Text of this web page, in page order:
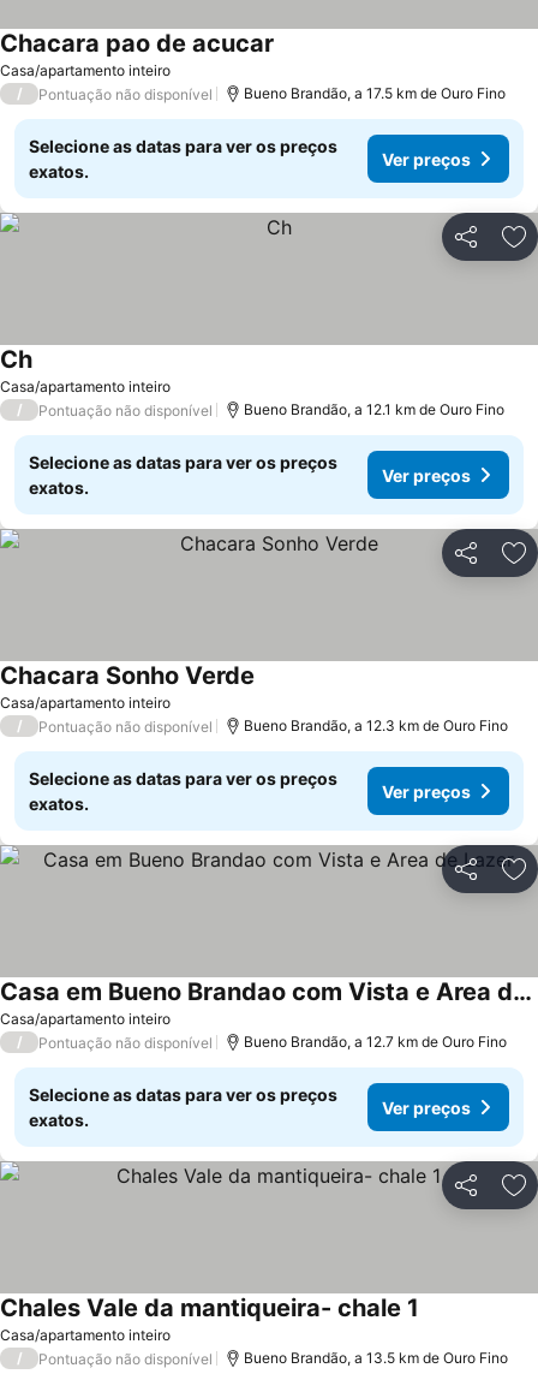
Casa/apartamento inteiro
Chacara pao de acucar
/ Pontuação não disponível Bueno Brandão, a 17.5 km de Ouro Fino
Selecione as datas para ver os preços
exatos.
Ver preços
Partilhar
Casa/apartamento inteiro
ChVer preços
/ Pontuação não disponível Bueno Brandão, a 12.1 km de Ouro Fino
Selecione as datas para ver os preços
exatos.
Ver preços
Partilhar
Casa/apartamento inteiro
Chacara Sonho Verde
/ Pontuação não disponível Bueno Brandão, a 12.3 km de Ouro Fino
Selecione as datas para ver os preços
exatos.
Ver preços
Partilhar
Casa/apartamento inteiro
Casa em Bueno Brandao com Vista e Area de Lazer
Ver preços
/ Pontuação não disponível Bueno Brandão, a 12.7 km de Ouro Fino
Selecione as datas para ver os preços
exatos.
Ver preços
Partilhar
Casa/apartamento inteiro
Chales Vale da mantiqueira- chale 1
/ Pontuação não disponível Bueno Brandão, a 13.5 km de Ouro Fino